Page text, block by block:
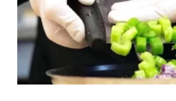
dụng
găng
tay
trong
nhà